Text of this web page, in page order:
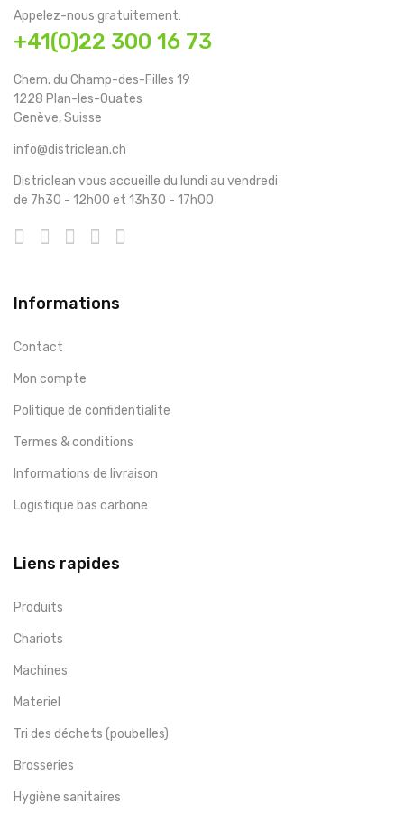
Appelez-nous gratuitement:
+41(0)22 300 16 73
Chem. du Champ-des-Filles 19
1228 Plan-les-Ouates
Genève, Suisse
info@districlean.ch
Districlean vous accueille du lundi au vendredi
de 7h30 - 12h00 et 13h30 - 17h00
Informations
Contact
Mon compte
Politique de confidentialite
Termes & conditions
Informations de livraison
Logistique bas carbone
Liens rapides
Produits
Chariots
Machines
Materiel
Tri des déchets (poubelles)
Brosseries
Hygiène sanitaires